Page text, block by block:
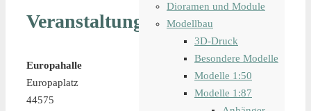
Veranstaltungsort
Europahalle
Europaplatz
44575
Dioramen und Module
Modellbau
3D-Druck
Besondere Modelle
Modelle 1:50
Modelle 1:87